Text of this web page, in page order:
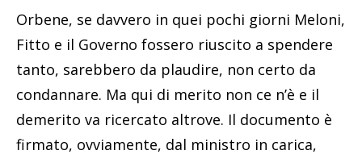
Orbene, se davvero in quei pochi giorni Meloni,
Fitto e il Governo fossero riuscito a spendere
tanto, sarebbero da plaudire, non certo da
condannare. Ma qui di merito non ce n’è e il
demerito va ricercato altrove. Il documento è
firmato, ovviamente, dal ministro in carica,